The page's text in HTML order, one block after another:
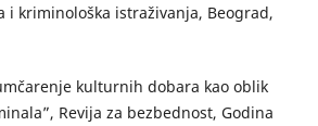
i kriminološka istraživanja, Beograd,
kulturnih dobara kao oblik
Revija za bezbednost, Godina